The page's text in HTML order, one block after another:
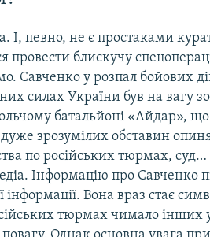
І, певно, не є простаками
провести блискучу
Савченко у розпал бойових
силах України був на вагу
батальйоні «Айдар»,
зрозумілих обставин
по російських тюрмах, суд…
Інформацію про Савченко
інформації. Вона враз стає
тюрмах чимало інших